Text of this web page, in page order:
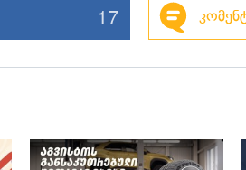
17